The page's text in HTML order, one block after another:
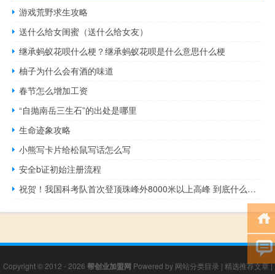
游戏荒野求生攻略
送什么给女闺蜜（送什么给女友）
继承蚂蚁花呗什么梗？继承蚂蚁花呗是什么意思什么梗
柚子为什么会有酒的味道
春节怎么增加工资
“自抛南岳三生石”的出处是哪里
生命迹象攻略
小熊写卡片给松鼠写话怎么写
安全b证初始注册流程
祝贺！我国科考队首次登顶珠峰外8000米以上高峰 到底什么情况呢
Copyright © 2012 - 2026 帮创业加盟网 Powered by 网站分类目录 | 精选推荐文章|